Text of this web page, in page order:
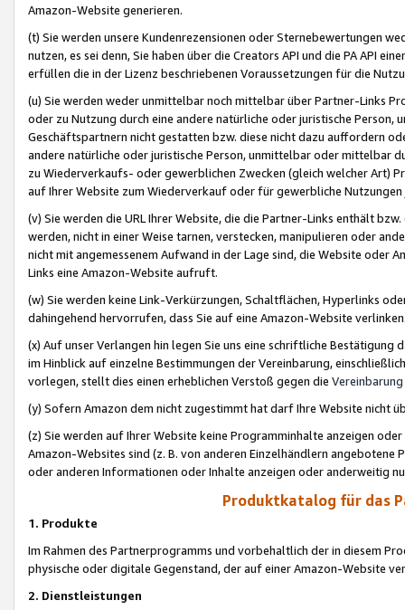
Amazon-Website generieren.
(t) Sie werden unsere Kundenrezensionen oder Sternebewertungen
nutzen, es sei denn, Sie haben über die Creators API und die PA API
erfüllen die in der Lizenz beschriebenen Voraussetzungen für die
(u) Sie werden weder unmittelbar noch mittelbar über Partner-Links
oder zu Nutzung durch eine andere natürliche oder juristische
Geschäftspartnern nicht gestatten bzw. diese nicht dazu auffordern
andere natürliche oder juristische Person, unmittelbar oder mittelbar
zu Wiederverkaufs- oder gewerblichen Zwecken (gleich welcher Art)
auf Ihrer Website zum Wiederverkauf oder für gewerbliche
(v) Sie werden die URL Ihrer Website, die die Partner-Links enthält
werden, nicht in einer Weise tarnen, verstecken, manipulieren oder
nicht mit angemessenem Aufwand in der Lage sind, die Website oder
Links eine Amazon-Website aufruft.
(w) Sie werden keine Link-Verkürzungen, Schaltflächen, Hyperlinks
dahingehend hervorrufen, dass Sie auf eine Amazon-Website
(x) Auf unser Verlangen hin legen Sie uns eine schriftliche
im Hinblick auf einzelne Bestimmungen der Vereinbarung,
vorlegen, stellt dies einen erheblichen Verstoß gegen die Vereinbarung
(y) Sofern Amazon dem nicht zugestimmt hat darf Ihre Website nicht
(z) Sie werden auf Ihrer Website keine Programminhalte anzeigen
Amazon-Websites sind (z. B. von anderen Einzelhändlern
oder anderen Informationen oder Inhalte anzeigen oder anderweitig
Produktkatalog für das
1. Produkte
Im Rahmen des Partnerprogramms und vorbehaltlich der in diesem
physische oder digitale Gegenstand, der auf einer Amazon-Website
2. Dienstleistungen